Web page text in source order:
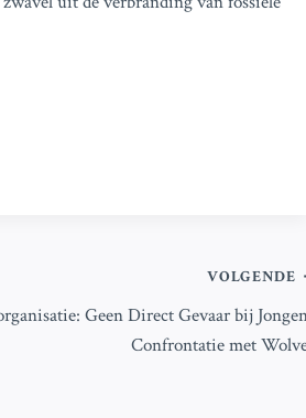
VOLGENDE
Geen Direct Gevaar bij
Confrontatie met